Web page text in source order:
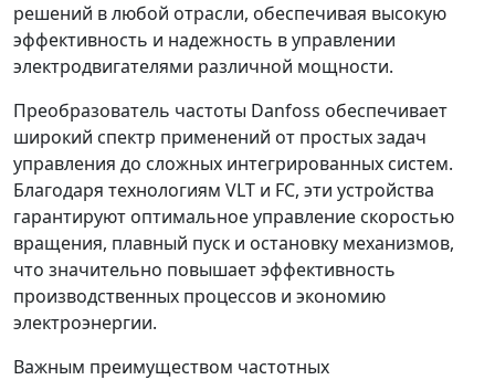
решений в любой отрасли, обеспечивая высокую
эффективность и надежность в управлении
электродвигателями различной мощности.
Преобразователь частоты Danfoss обеспечивает
широкий спектр применений от простых задач
управления до сложных интегрированных систем.
Благодаря технологиям VLT и FC, эти устройства
гарантируют оптимальное управление скоростью
вращения, плавный пуск и остановку механизмов,
что значительно повышает эффективность
производственных процессов и экономию
электроэнергии.
Важным преимуществом частотных